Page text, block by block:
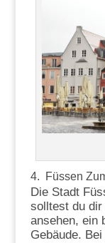
4. Füssen
Die Stadt
solltest du dir
ansehen, ein
Gebäude.